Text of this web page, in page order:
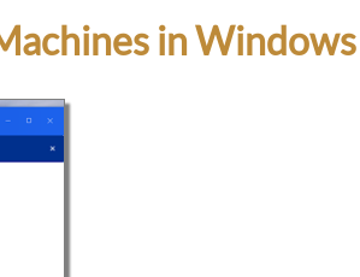
in Windows